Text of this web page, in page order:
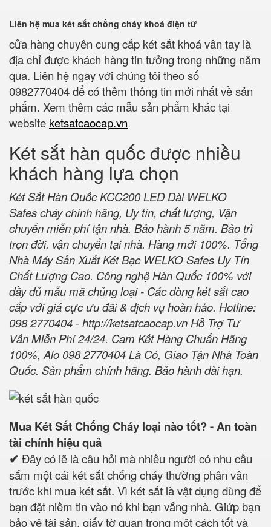
Liên hệ mua két sắt chống cháy khoá điện tử
cửa hàng chuyên cung cấp két sắt khoá vân tay là
địa chỉ được khách hàng tin tưởng trong những năm
qua. Liên hệ ngay với chúng tôi theo số
0982770404 để có thêm thông tin mới nhất về sản
phẩm. Xem thêm các mẫu sản phẩm khác tại
website ketsatcaocap.vn
Két sắt hàn quốc được nhiều
khách hàng lựa chọn
Két Sắt Hàn Quốc KCC200 LED Dài WELKO
Safes cháy chính hãng, Uy tín, chất lượng, Vận
chuyển miễn phí tận nhà. Bảo hành 5 năm. Bảo trì
trọn đời. vận chuyển tại nhà. Hàng mới 100%. Tổng
Nhà Máy Sản Xuất Két Bạc WELKO Safes Uy Tín
Chất Lượng Cao. Công nghệ Hàn Quốc 100% với
đầy đủ mẫu mã chủng loại - Các dòng két sắt cao
cấp với giá cực ưu đãi & dịch vụ hoàn hảo. Hotline:
098 2770404 -http://ketsatcaocap.vn Hỗ Trợ Tư
Vấn Miễn Phí 24/24. Cam Kết Hàng Chuẩn Hãng
100%, Alo 098 2770404 Là Có, Giao Tận Nhà Toàn
Quốc. Sản phẩm chính hãng. Bảo hành dài hạn.
Mua Két Sắt Chống Cháy loại nào tốt? - An toàn
tài chính hiệu quả
✔ Đây có lẽ là câu hỏi mà nhiều người có nhu cầu
sắm một cái két sắt chống cháy thường phân vân
trước khi mua két sắt. Vì két sắt là vật dụng dùng để
bạn đặt niềm tin vào nó khi bạn vắng nhà. Giứp bạn
bảo vệ tài sản, giấy tờ quan trọng một cách tốt và